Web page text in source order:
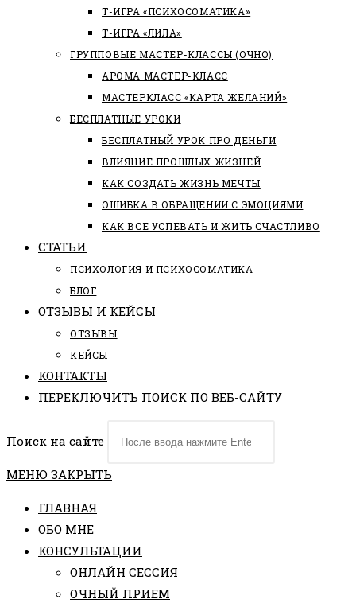
Т-ИГРА «ПСИХОСОМАТИКА»
Т-ИГРА «ЛИЛА»
ГРУППОВЫЕ МАСТЕР-КЛАССЫ (ОЧНО)
АРОМА МАСТЕР-КЛАСС
МАСТЕРКЛАСС «КАРТА ЖЕЛАНИЙ»
БЕСПЛАТНЫЕ УРОКИ
БЕСПЛАТНЫЙ УРОК ПРО ДЕНЬГИ
ВЛИЯНИЕ ПРОШЛЫХ ЖИЗНЕЙ
КАК СОЗДАТЬ ЖИЗНЬ МЕЧТЫ
ОШИБКА В ОБРАЩЕНИИ С ЭМОЦИЯМИ
КАК ВСЕ УСПЕВАТЬ И ЖИТЬ СЧАСТЛИВО
СТАТЬИ
ПCИХОЛОГИЯ И ПСИХОСОМАТИКА
БЛОГ
ОТЗЫВЫ И КЕЙСЫ
ОТЗЫВЫ
КЕЙСЫ
КОНТАКТЫ
ПЕРЕКЛЮЧИТЬ ПОИСК ПО ВЕБ-САЙТУ
Поиск на сайте
МЕНЮ ЗАКРЫТЬ
ГЛАВНАЯ
ОБО МНЕ
КОНСУЛЬТАЦИИ
ОНЛАЙН СЕССИЯ
ОЧНЫЙ ПРИЕМ